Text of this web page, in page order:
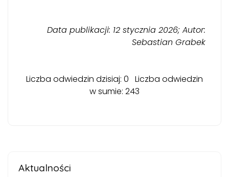
Data publikacji: 12 stycznia 2026; Autor:
Sebastian Grabek
Liczba odwiedzin dzisiaj: 0 Liczba odwiedzin
w sumie: 243
Aktualności